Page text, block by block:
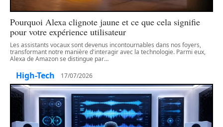
Pourquoi Alexa clignote jaune et ce que cela signifie
pour votre expérience utilisateur
Les assistants vocaux sont devenus incontournables dans nos foyers,
transformant notre manière d'interagir avec la technologie. Parmi eux,
Alexa de Amazon se distingue par…
High-Tech 17/07/2026